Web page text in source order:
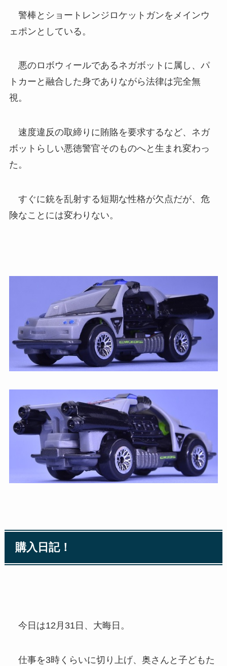
警棒とショートレンジロケットガンをメインウ
ェポンとしている。
悪のロボウィールであるネガボットに属し、パ
トカーと融合した身でありながら法律は完全無
視。
速度違反の取締りに賄賂を要求するなど、ネガ
ボットらしい悪徳警官そのものへと生まれ変わっ
た。
すぐに銃を乱射する短期な性格が欠点だが、危
険なことには変わりない。
購入日記！
今日は12月31日、大晦日。
仕事を3時くらいに切り上げ、奥さんと子どもた